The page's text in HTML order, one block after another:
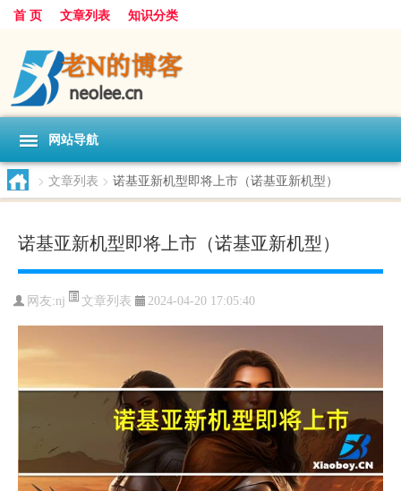
首 页 文章列表 知识分类
网站导航
> 文章列表 > 诺基亚新机型即将上市（诺基亚新机型）
诺基亚新机型即将上市（诺基亚新机型）
网友:nj 文章列表 2024-04-20 17:05:40